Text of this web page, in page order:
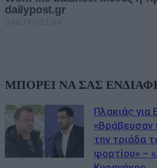
ΜΠΟΡΕΙ ΝΑ ΣΑΣ
Πλακιάς
«Βράβευσαν
την τριάδα
φορτίου» –